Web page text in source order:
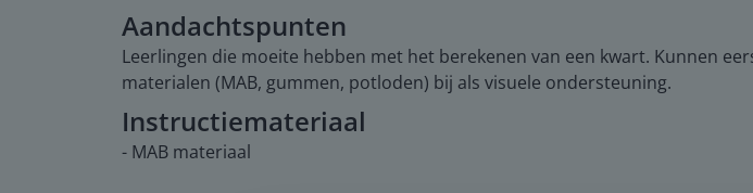
Aandachtspunten
Leerlingen die moeite hebben met het berekenen van een kwart. Kunnen
materialen (MAB, gummen, potloden) bij als visuele ondersteuning.
Instructiemateriaal
- MAB materiaal